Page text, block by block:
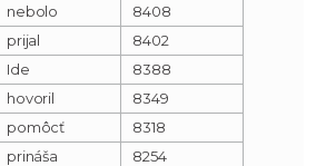
nebolo
8408
prijal
8402
Ide
8388
hovoril
8349
pomôcť
8318
prináša
8254